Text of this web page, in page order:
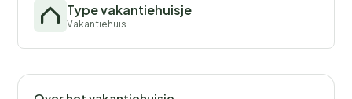
Type vakantiehuisje
Vakantiehuis